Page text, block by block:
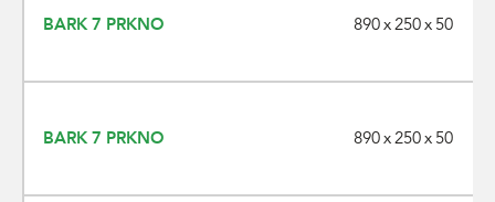
BARK 7 PRKNO 890 x 250 x 50
BARK 7 PRKNO 890 x 250 x 50